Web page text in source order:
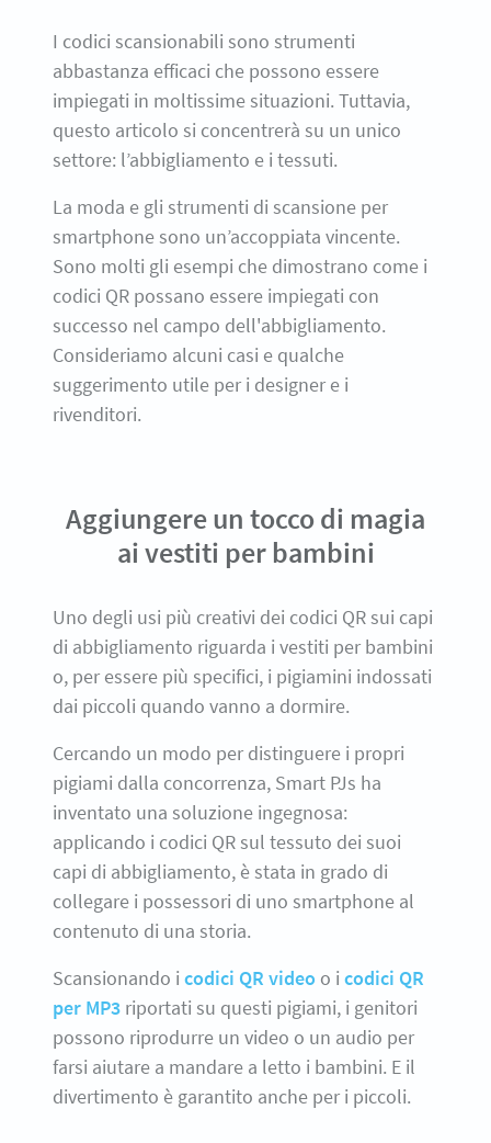
I codici scansionabili sono strumenti
abbastanza efficaci che possono essere
impiegati in moltissime situazioni. Tuttavia,
questo articolo si concentrerà su un unico
settore: l’abbigliamento e i tessuti.
La moda e gli strumenti di scansione per
smartphone sono un’accoppiata vincente.
Sono molti gli esempi che dimostrano come i
codici QR possano essere impiegati con
successo nel campo dell'abbigliamento.
Consideriamo alcuni casi e qualche
suggerimento utile per i designer e i
rivenditori.
Aggiungere un tocco di magia
ai vestiti per bambini
Uno degli usi più creativi dei codici QR sui capi
di abbigliamento riguarda i vestiti per bambini
o, per essere più specifici, i pigiamini indossati
dai piccoli quando vanno a dormire.
Cercando un modo per distinguere i propri
pigiami dalla concorrenza, Smart PJs ha
inventato una soluzione ingegnosa:
applicando i codici QR sul tessuto dei suoi
capi di abbigliamento, è stata in grado di
collegare i possessori di uno smartphone al
contenuto di una storia.
Scansionando i codici QR video o i codici QR
per MP3 riportati su questi pigiami, i genitori
possono riprodurre un video o un audio per
farsi aiutare a mandare a letto i bambini. E il
divertimento è garantito anche per i piccoli.